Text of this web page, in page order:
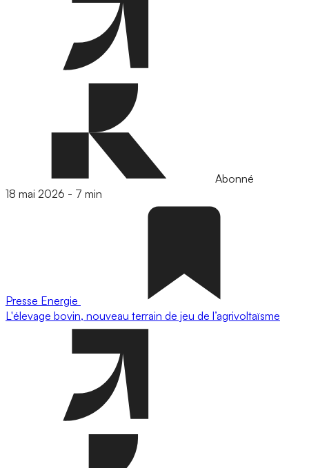
Abonné
18 mai 2026 - 7 min
Presse Energie
L'élevage bovin, nouveau terrain de jeu de l’agrivoltaïsme